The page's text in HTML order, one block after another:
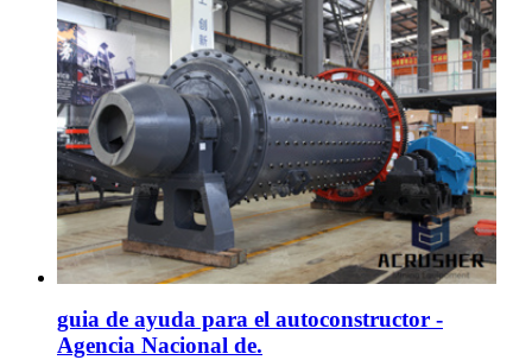
guia de ayuda para el autoconstructor -
Agencia Nacional de.